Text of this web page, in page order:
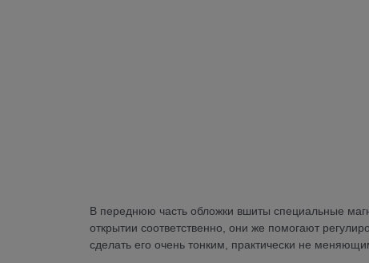
В переднюю часть обложки вшиты специальные
открытии соответственно, они же помогают
сделать его очень тонким, практически не